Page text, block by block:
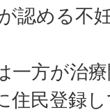
認める不
一方が治
住民登録